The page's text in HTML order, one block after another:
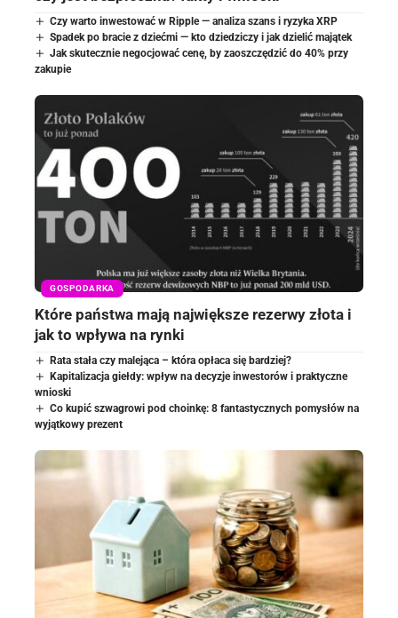
Czy warto inwestować w Ripple — analiza szans i ryzyka XRP
Spadek po bracie z dziećmi — kto dziedziczy i jak dzielić majątek
Jak skutecznie negocjować cenę, by zaoszczędzić do 40% przy
zakupie
GOSPODARKA
Które państwa mają największe rezerwy złota i
jak to wpływa na rynki
Rata stała czy malejąca – która opłaca się bardziej?
Kapitalizacja giełdy: wpływ na decyzje inwestorów i praktyczne
wnioski
Co kupić szwagrowi pod choinkę: 8 fantastycznych pomysłów na
wyjątkowy prezent